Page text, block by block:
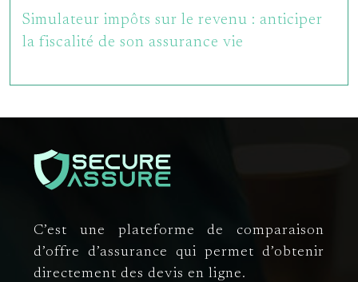
Simulateur impôts sur le revenu : anticiper
la fiscalité de son assurance vie
C’est une plateforme de comparaison
d’offre d’assurance qui permet d’obtenir
directement des devis en ligne.